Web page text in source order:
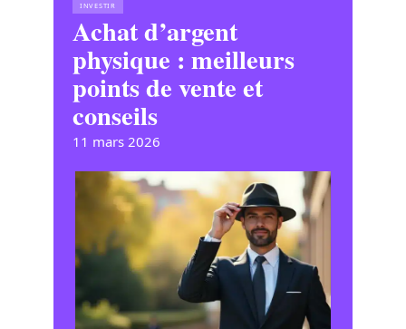
INVESTIR
Achat d’argent
physique : meilleurs
points de vente et
conseils
11 mars 2026